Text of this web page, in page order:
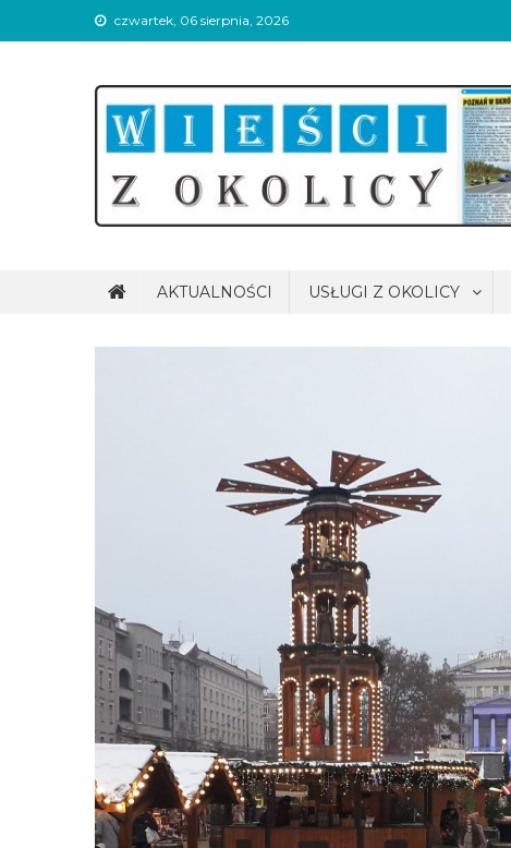
to
czwartek, 06 sierpnia, 2026
AKTUALNOŚCI USŁUGI Z OKOLICY